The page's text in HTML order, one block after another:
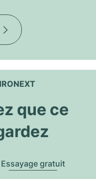
que ce
Essayage gratuit